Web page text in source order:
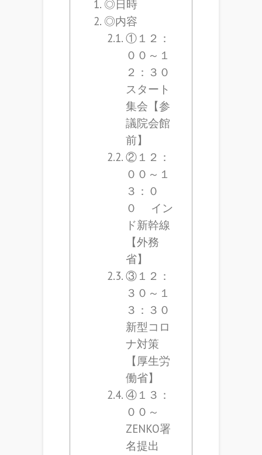
◎日時
◎内容
①１２：
００～１
２：３０
スタート
集会【参
議院会館
前】
②１２：
００～１
３：０
０ イン
ド新幹線
【外務
省】
③１２：
３０～１
３：３０
新型コロ
ナ対策
【厚生労
働省】
④１３：
００～
ZENKO署
名提出